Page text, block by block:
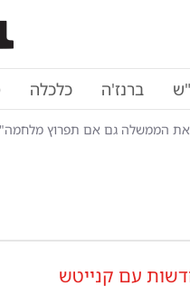
ברנז'ה כלכלה
את הממשלה גם אם תפרוץ מלחמה"
עם קנייטש